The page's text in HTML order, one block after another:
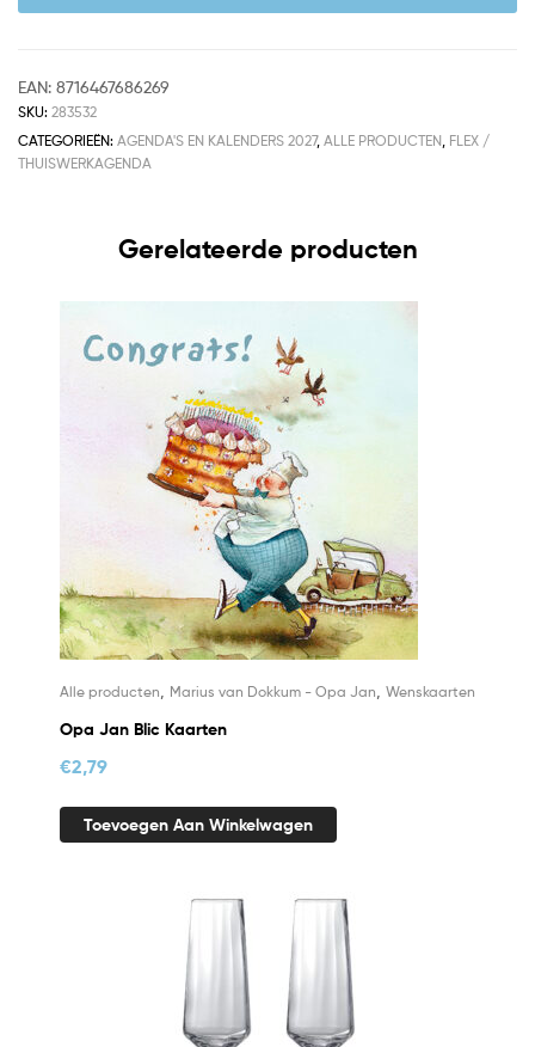
EAN: 8716467686269
SKU: 283532
CATEGORIEËN: AGENDA'S EN KALENDERS 2027, ALLE PRODUCTEN FLEX /
THUISWERKAGENDA
Gerelateerde producten
Alle producten Marius van Dokkum - Opa Jan Wenskaarten
Opa Jan Blic Kaarten
€2,79
Toevoegen Aan Winkelwagen